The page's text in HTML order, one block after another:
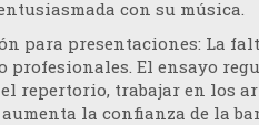
con su música.
para presentaciones: La
profesionales. El ensayo
repertorio, trabajar en los
la confianza de la